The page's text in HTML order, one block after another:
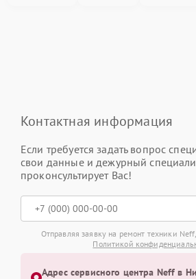
Контактная информация
Если требуется задать вопрос
свои данные и дежурный
проконсультирует Вас!
Отправляя заявку на ремонт техники
Политикой
Адрес сервисного центра Neff в